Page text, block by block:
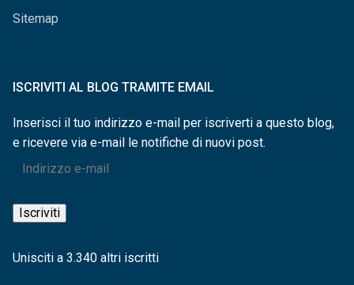
Sitemap
ISCRIVITI AL BLOG TRAMITE EMAIL
Inserisci il tuo indirizzo e-mail per iscriverti a questo blog,
e ricevere via e-mail le notifiche di nuovi post.
Indirizzo
mail
Iscriviti
Unisciti a 3.340 altri iscritti